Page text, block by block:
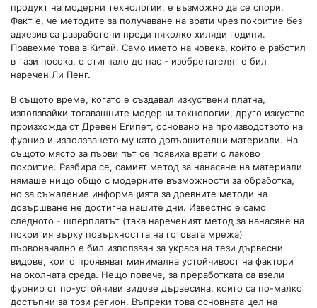
продукт на модерни технологии, е възможно да се спори.
Факт е, че методите за получаване на врати чрез покритие без
адхезив са разработени преди няколко хиляди години.
Правехме това в Китай. Само името на човека, който е работил
в тази посока, е стигнало до нас - изобретателят е бил
наречен Ли Пенг.
В същото време, когато е създавал изкуствени платна,
използвайки тогавашните модерни технологии, друго изкуство
произхожда от Древен Египет, основано на производството на
фурнир и използването му като довършителни материали. На
същото място за първи път се появиха врати с лаково
покритие. Разбира се, самият метод за нанасяне на материали
нямаше нищо общо с модерните възможности за обработка,
но за съжаление информацията за древните методи на
довършване не достигна нашите дни. Известно е само
следното - шперплатът (така нареченият метод за нанасяне на
покрития върху повърхността на готовата мрежа)
първоначално е бил използван за украса на тези дървесни
видове, които проявяват минимална устойчивост на фактори
на околната среда. Нещо повече, за преработката са взели
фурнир от по-устойчиви видове дървесина, които са по-малко
достъпни за този регион. Въпреки това основната цел на